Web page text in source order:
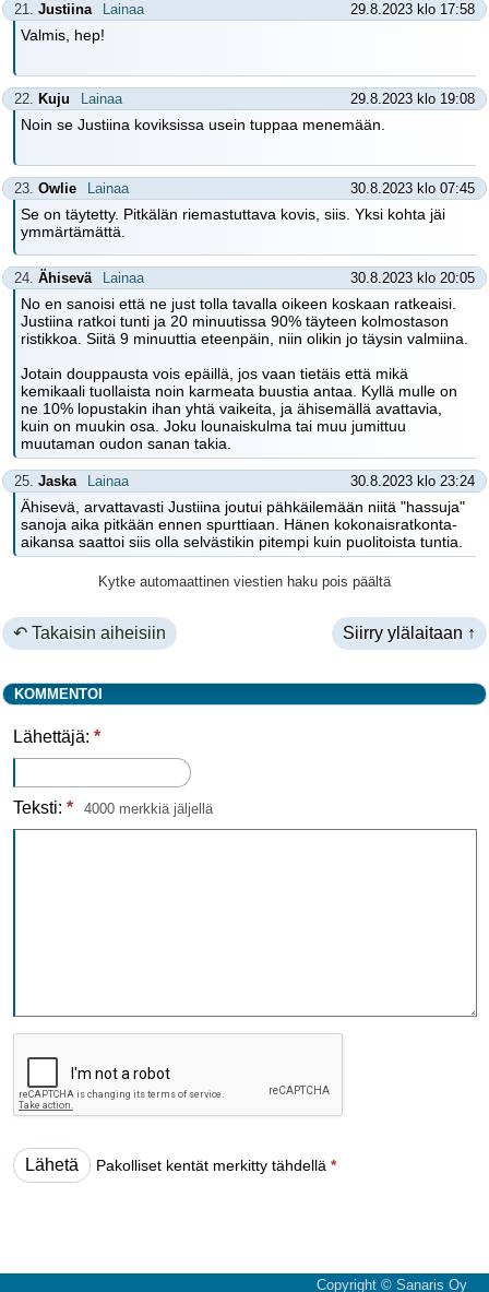
21. Justiina Lainaa 29.8.2023 klo 17:58
Valmis, hep!
22. Kuju Lainaa 29.8.2023 klo 19:08
Noin se Justiina koviksissa usein tuppaa menemään.
23. Owlie Lainaa 30.8.2023 klo 07:45
Se on täytetty. Pitkälän riemastuttava kovis, siis. Yksi kohta jäi
ymmärtämättä.
24. Ähisevä Lainaa 30.8.2023 klo 20:05
No en sanoisi että ne just tolla tavalla oikeen koskaan ratkeaisi.
Justiina ratkoi tunti ja 20 minuutissa 90% täyteen kolmostason
ristikkoa. Siitä 9 minuuttia eteenpäin, niin olikin jo täysin valmiina.
Jotain douppausta vois epäillä, jos vaan tietäis että mikä
kemikaali tuollaista noin karmeata buustia antaa. Kyllä mulle on
ne 10% lopustakin ihan yhtä vaikeita, ja ähisemällä avattavia,
kuin on muukin osa. Joku lounaiskulma tai muu jumittuu
muutaman oudon sanan takia.
25. Jaska Lainaa 30.8.2023 klo 23:24
Ähisevä, arvattavasti Justiina joutui pähkäilemään niitä "hassuja"
sanoja aika pitkään ennen spurttiaan. Hänen kokonaisratkonta-
aikansa saattoi siis olla selvästikin pitempi kuin puolitoista tuntia.
Kytke automaattinen viestien haku pois päältä
↶ Takaisin aiheisiin Siirry ylälaitaan ↑
KOMMENTOI
Lähettäjä: *
Teksti: * 4000 merkkiä jäljellä
Pakolliset kentät merkitty tähdellä *
Copyright © Sanaris Oy